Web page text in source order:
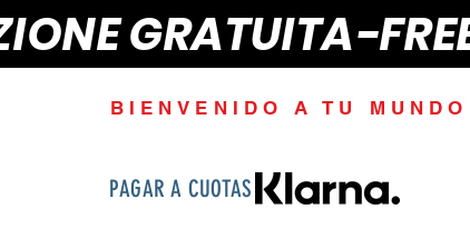
GRATUITA-
BIENVENIDO A TU MUNDO
PAGAR A CUOTAS